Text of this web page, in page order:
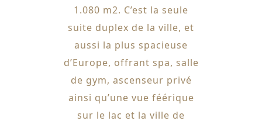
1.080 m2. C’est la seule
suite duplex de la ville, et
aussi la plus spacieuse
d’Europe, offrant spa, salle
de gym, ascenseur privé
ainsi qu’une vue féérique
sur le lac et la ville de